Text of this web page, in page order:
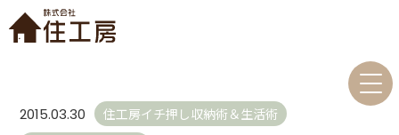
2015.03.30
住工房イチ押し収納術＆生活術